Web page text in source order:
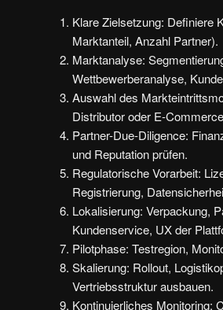
Klare Zielsetzung: Definiere
Marktanteil, Anzahl Partner).
Marktanalyse:
Wettbewerberanalyse,
Auswahl des
Distributor oder
Partner-Due-Diligence:
und Reputation prüfen.
Regulatorische Vorarbeit:
Registrierung,
Lokalisierung: Verpackung,
Kundenservice, UX der
Pilotphase: Testregion,
Skalierung: Rollout,
Vertriebsstruktur ausbauen.
Kontinuierliches Monitoring: